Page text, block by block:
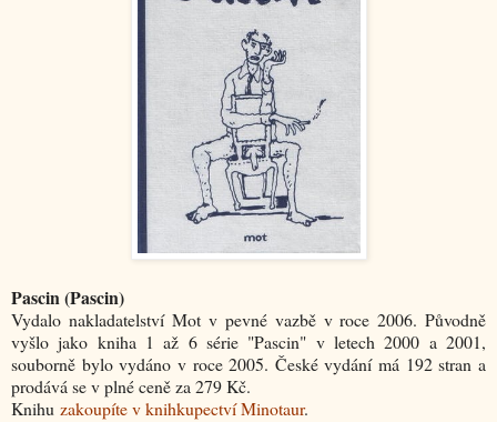
Pascin (Pascin)
Vydalo nakladatelství Mot v pevné vazbě v roce 2006. Původně
vyšlo jako kniha 1 až 6 série "Pascin" v letech 2000 a 2001,
souborně bylo vydáno v roce 2005. České vydání má 192 stran a
prodává se v plné ceně za 279 Kč.
Knihu zakoupíte v knihkupectví Minotaur.